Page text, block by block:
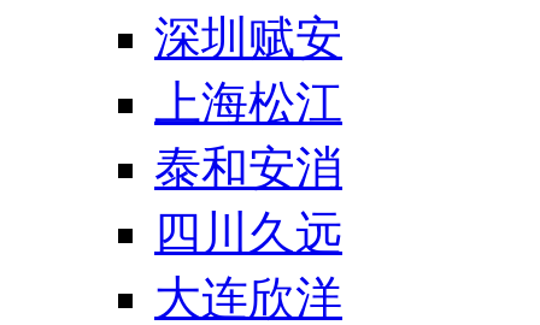
深圳赋安
上海松江
泰和安消
四川久远
大连欣洋